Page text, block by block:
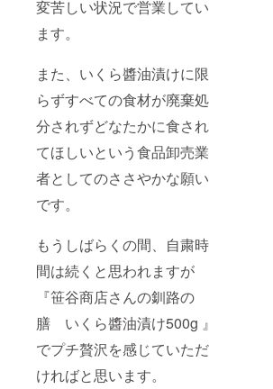
変苦しい状況で営業してい
ます。
また、いくら醬油漬けに限
らずすべての食材が廃棄処
分されずどなたかに食され
てほしいという食品卸売業
者としてのささやかな願い
です。
もうしばらくの間、自粛時
間は続くと思われますが
『笹谷商店さんの釧路の
膳 いくら醬油漬け500g 』
でプチ贅沢を感じていただ
ければと思います。